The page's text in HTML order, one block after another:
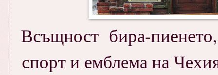
Всъщност бира-
спорт и емблема на